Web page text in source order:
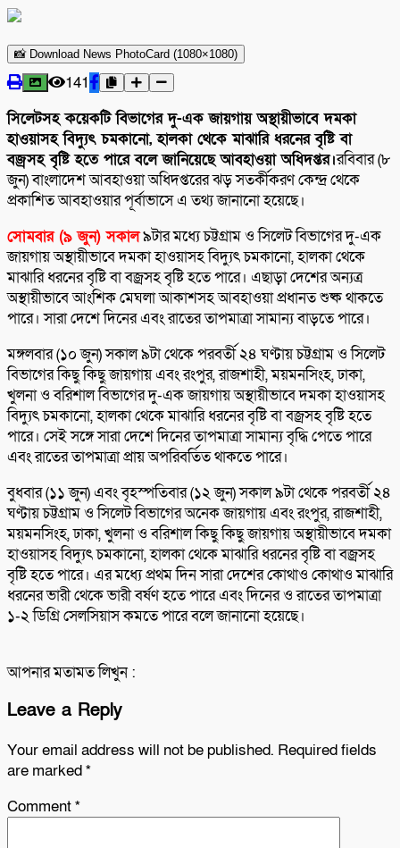
📸 Download News PhotoCard (1080×1080)
141
সিলেটসহ কয়েকটি বিভাগের দু-এক জায়গায় অস্থায়ীভাবে দমকা
হাওয়াসহ বিদ্যুৎ চমকানো, হালকা থেকে মাঝারি ধরনের বৃষ্টি বা
বজ্রসহ বৃষ্টি হতে পারে বলে জানিয়েছে আবহাওয়া অধিদপ্তর।রবিবার (৮
জুন) বাংলাদেশ আবহাওয়া অধিদপ্তরের ঝড় সতর্কীকরণ কেন্দ্র থেকে
প্রকাশিত আবহাওয়ার পূর্বাভাসে এ তথ্য জানানো হয়েছে।
সোমবার (৯ জুন) সকাল৯টার মধ্যে চট্টগ্রাম ও সিলেট বিভাগের দু-এক
জায়গায় অস্থায়ীভাবে দমকা হাওয়াসহ বিদ্যুৎ চমকানো, হালকা থেকে
মাঝারি ধরনের বৃষ্টি বা বজ্রসহ বৃষ্টি হতে পারে। এছাড়া দেশের অন্যত্র
অস্থায়ীভাবে আংশিক মেঘলা আকাশসহ আবহাওয়া প্রধানত শুষ্ক থাকতে
পারে। সারা দেশে দিনের এবং রাতের তাপমাত্রা সামান্য বাড়তে পারে।
মঙ্গলবার (১০ জুন) সকাল ৯টা থেকে পরবর্তী ২৪ ঘণ্টায় চট্টগ্রাম ও সিলেট
বিভাগের কিছু কিছু জায়গায় এবং রংপুর, রাজশাহী, ময়মনসিংহ, ঢাকা,
খুলনা ও বরিশাল বিভাগের দু-এক জায়গায় অস্থায়ীভাবে দমকা হাওয়াসহ
বিদ্যুৎ চমকানো, হালকা থেকে মাঝারি ধরনের বৃষ্টি বা বজ্রসহ বৃষ্টি হতে
পারে। সেই সঙ্গে সারা দেশে দিনের তাপমাত্রা সামান্য বৃদ্ধি পেতে পারে
এবং রাতের তাপমাত্রা প্রায় অপরিবর্তিত থাকতে পারে।
বুধবার (১১ জুন) এবং বৃহস্পতিবার (১২ জুন) সকাল ৯টা থেকে পরবর্তী ২৪
ঘণ্টায় চট্টগ্রাম ও সিলেট বিভাগের অনেক জায়গায় এবং রংপুর, রাজশাহী,
ময়মনসিংহ, ঢাকা, খুলনা ও বরিশাল কিছু কিছু জায়গায় অস্থায়ীভাবে দমকা
হাওয়াসহ বিদ্যুৎ চমকানো, হালকা থেকে মাঝারি ধরনের বৃষ্টি বা বজ্রসহ
বৃষ্টি হতে পারে। এর মধ্যে প্রথম দিন সারা দেশের কোথাও কোথাও মাঝারি
ধরনের ভারী থেকে ভারী বর্ষণ হতে পারে এবং দিনের ও রাতের তাপমাত্রা
১-২ ডিগ্রি সেলসিয়াস কমতে পারে বলে জানানো হয়েছে।
আপনার মতামত লিখুন :
Leave a Reply
Your email address will not be published. Required fields
are marked*
Comment*